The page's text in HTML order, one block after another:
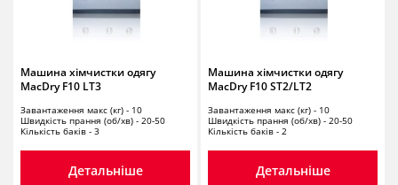
Машина хімчистки одягу
MacDry F10 LT3
Завантаження макс (кг) - 10
Швидкість прання (об/хв) - 20-50
Кількість баків - 3
Детальніше
Машина хімчистки одягу
MacDry F10 ST2/LT2
Завантаження макс (кг) - 10
Швидкість прання (об/хв) - 20-50
Кількість баків - 2
Детальніше